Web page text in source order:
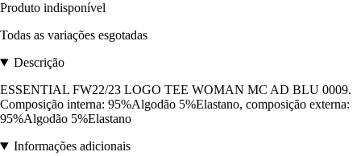
Produto indisponível
Todas as variações esgotadas
Descrição
ESSENTIAL FW22/23 LOGO TEE WOMAN MC AD BLU 0009.
Composição interna: 95%Algodão 5%Elastano, composição externa:
95%Algodão 5%Elastano
Informações adicionais